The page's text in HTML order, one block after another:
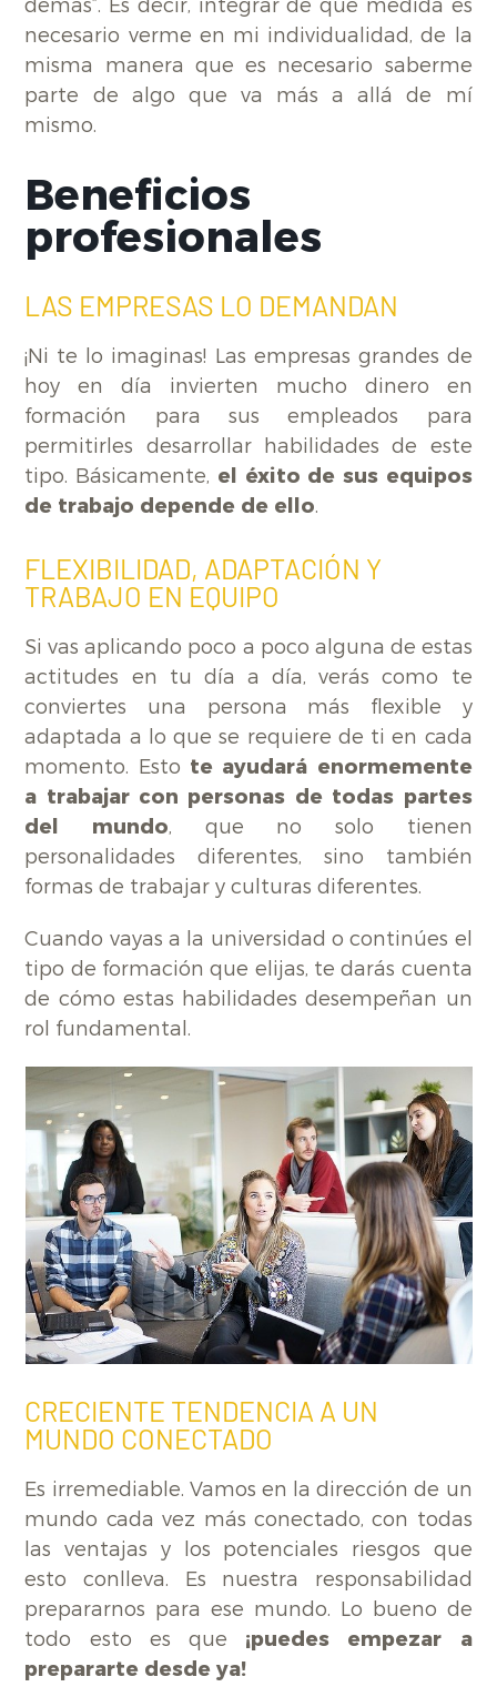
demás”. Es decir, integrar de qué medida es
necesario verme en mi individualidad, de la
misma manera que es necesario saberme
parte de algo que va más a allá de mí
mismo.
Beneficios
profesionales
LAS EMPRESAS LO DEMANDAN​
¡Ni te lo imaginas! Las empresas grandes de
hoy en día invierten mucho dinero en
formación para sus empleados para
permitirles desarrollar habilidades de este
tipo. Básicamente, el éxito de sus equipos
de trabajo depende de ello.
FLEXIBILIDAD, ADAPTACIÓN Y
TRABAJO EN EQUIPO
Si vas aplicando poco a poco alguna de estas
actitudes en tu día a día, verás como te
conviertes una persona más flexible y
adaptada a lo que se requiere de ti en cada
momento. Esto te ayudará enormemente
a trabajar con personas de todas partes
del mundo, que no solo tienen
personalidades diferentes, sino también
formas de trabajar y culturas diferentes.
Cuando vayas a la universidad o continúes el
tipo de formación que elijas, te darás cuenta
de cómo estas habilidades desempeñan un
rol fundamental.
CRECIENTE TENDENCIA A UN
MUNDO CONECTADO
Es irremediable. Vamos en la dirección de un
mundo cada vez más conectado, con todas
las ventajas y los potenciales riesgos que
esto conlleva. Es nuestra responsabilidad
prepararnos para ese mundo. Lo bueno de
todo esto es que ¡puedes empezar a
prepararte desde ya!